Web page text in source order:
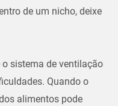
de um nicho, deixe
o sistema de ventilação
Quando o
alimentos pode